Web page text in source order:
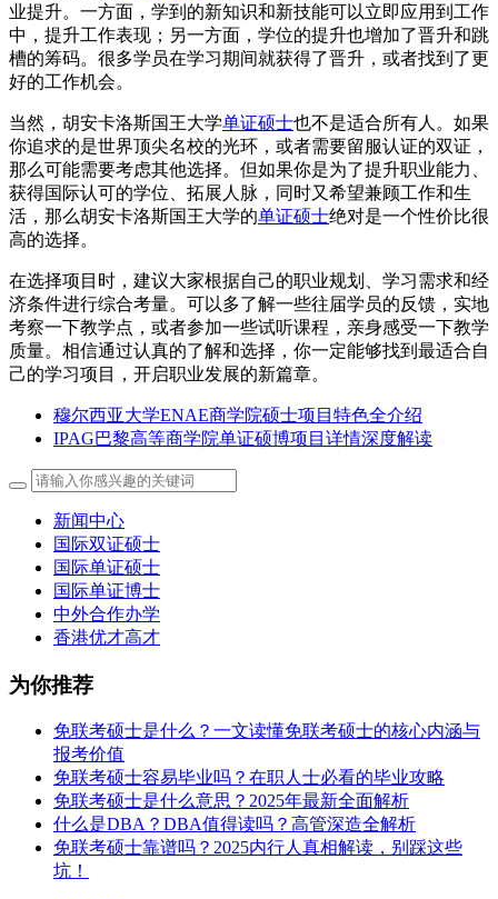
业提升。一方面，学到的新知识和新技能可以立即应用到工作
中，提升工作表现；另一方面，学位的提升也增加了晋升和跳
槽的筹码。很多学员在学习期间就获得了晋升，或者找到了更
好的工作机会。
当然，胡安卡洛斯国王大学单证硕士也不是适合所有人。如果
你追求的是世界顶尖名校的光环，或者需要留服认证的双证，
那么可能需要考虑其他选择。但如果你是为了提升职业能力、
获得国际认可的学位、拓展人脉，同时又希望兼顾工作和生
活，那么胡安卡洛斯国王大学的单证硕士绝对是一个性价比很
高的选择。
在选择项目时，建议大家根据自己的职业规划、学习需求和经
济条件进行综合考量。可以多了解一些往届学员的反馈，实地
考察一下教学点，或者参加一些试听课程，亲身感受一下教学
质量。相信通过认真的了解和选择，你一定能够找到最适合自
己的学习项目，开启职业发展的新篇章。
穆尔西亚大学ENAE商学院硕士项目特色全介绍
IPAG巴黎高等商学院单证硕博项目详情深度解读
新闻中心
国际双证硕士
国际单证硕士
国际单证博士
中外合作办学
香港优才高才
为你推荐
免联考硕士是什么？一文读懂免联考硕士的核心内涵与
报考价值
免联考硕士容易毕业吗？在职人士必看的毕业攻略
免联考硕士是什么意思？2025年最新全面解析
什么是DBA？DBA值得读吗？高管深造全解析
免联考硕士靠谱吗？2025内行人真相解读，别踩这些
坑！